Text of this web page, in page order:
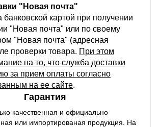
"Новая почта"
банковской картой при получении
"Новая почта" или по своему
"Новая почта" (адресная
проверки товара. При этом
на то, что служба доставки
за прием оплаты согласно
на ее сайте.
Гарантия
качественная и официально
или импортированая продукция. На